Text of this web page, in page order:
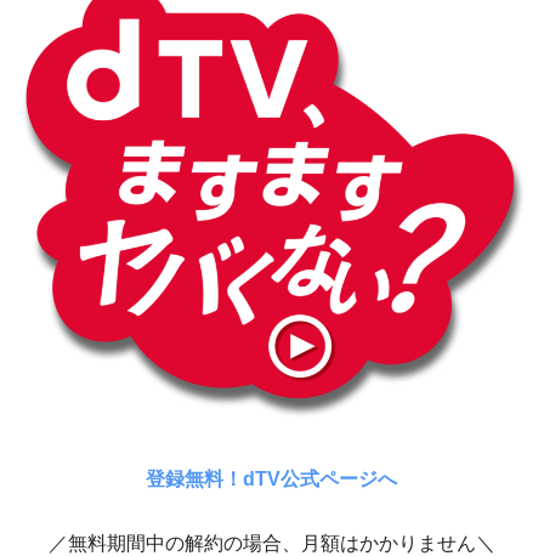
登録無料！dTV公式ページへ
／無料期間中の解約の場合、月額はかかりません＼